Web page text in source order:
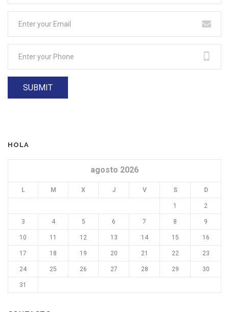
HOLA
agosto 2026
L M X J V S D
1 2
3 4 5 6 7 8 9
10 11 12 13 14 15 16
17 18 19 20 21 22 23
24 25 26 27 28 29 30
31